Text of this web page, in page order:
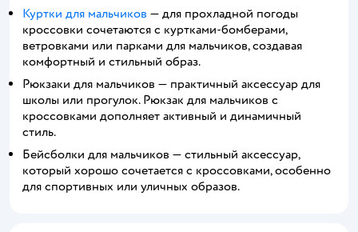
Куртки для мальчиков — для прохладной погоды
кроссовки сочетаются с куртками-бомберами,
ветровками или парками для мальчиков, создавая
комфортный и стильный образ.
Рюкзаки для мальчиков — практичный аксессуар для
школы или прогулок. Рюкзак для мальчиков с
кроссовками дополняет активный и динамичный
стиль.
Бейсболки для мальчиков — стильный аксессуар,
который хорошо сочетается с кроссовками, особенно
для спортивных или уличных образов.